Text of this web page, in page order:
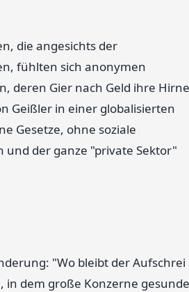
die angesichts der
fühlten sich anonymen
deren Gier nach Geld ihre Hirne
Geißler in einer globalisierten
Gesetze, ohne soziale
der ganze "private Sektor"
"Wo bleibt der Aufschrei
in dem große Konzerne gesunde